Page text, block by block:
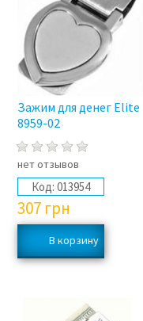
Зажим для денег Elite
8959-02
нет отзывов
Код: 013954
307 грн